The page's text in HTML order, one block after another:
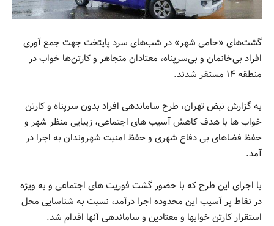
گشت‌های «حامی شهر» در شب‌های سرد پایتخت جهت جمع آوری
افراد بی‌خانمان و بی‌سرپناه، معتادان متجاهر و کارتن‌ها خواب در
منطقه ۱۴ مستقر شدند.
به گزارش نبض تهران، طرح ساماندهی افراد بدون سرپناه و کارتن
خواب ها با هدف کاهش آسیب های اجتماعی، زیبایی منظر شهر و
حفظ فضاهای بی دفاع شهری و حفظ امنیت شهروندان به اجرا در
آمد.
با اجرای این طرح که با حضور گشت فوریت های اجتماعی و به ویژه
در نقاط پر آسیب این محدوده اجرا درآمد، نسبت به شناسایی محل‌
استقرار کارتن خوابها و معتادین و ساماندهی آنها اقدام شد.